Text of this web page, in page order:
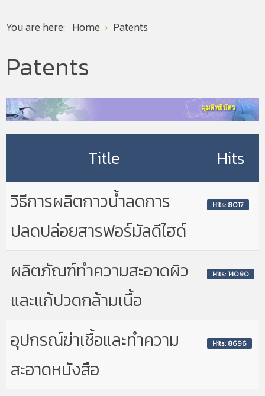
You are here: Home Patents
Patents
Title
Hits
วิธีการผลิตกาวน้ำลดการ
ปลดปล่อยสารฟอร์มัลดีไฮด์
Hits: 8017
ผลิตภัณฑ์ทำความสะอาดผิว
และแก้ปวดกล้ามเนื้อ
Hits: 14090
อุปกรณ์ฆ่าเชื้อและทำความ
สะอาดหนังสือ
Hits: 8696